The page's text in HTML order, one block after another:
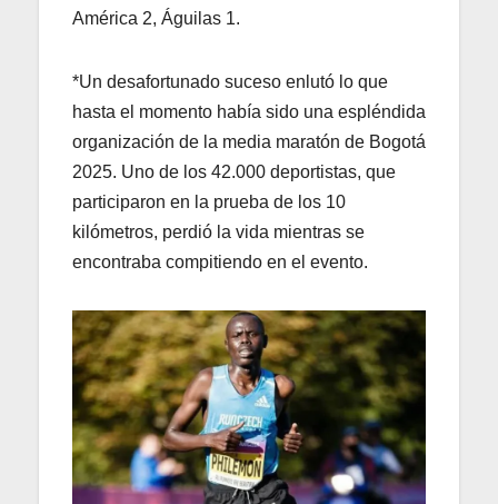
América 2, Águilas 1.
*Un desafortunado suceso enlutó lo que
hasta el momento había sido una espléndida
organización de la media maratón de Bogotá
2025. Uno de los 42.000 deportistas, que
participaron en la prueba de los 10
kilómetros, perdió la vida mientras se
encontraba compitiendo en el evento.